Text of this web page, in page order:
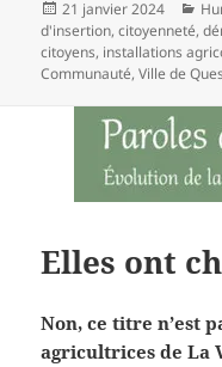
Publié
le
21 janvier 2024
d'insertion,citoyenneté,
citoyens, installations
Communauté,Ville de
Elles ont
Non, ce titre n’est
agricultrices de La